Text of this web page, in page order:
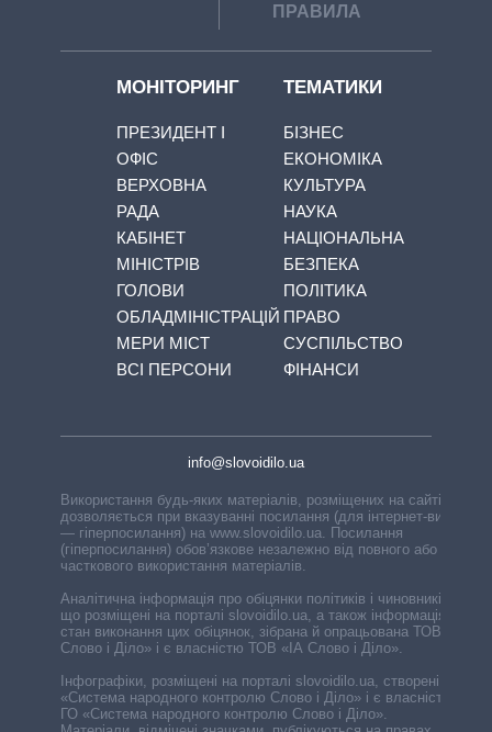
ПРАВИЛА
МОНІТОРИНГ
ПРЕЗИДЕНТ І
ОФІС
ВЕРХОВНА
РАДА
КАБІНЕТ
МІНІСТРІВ
ГОЛОВИ
ОБЛАДМІНІСТРАЦІЙ
МЕРИ МІСТ
ВСІ ПЕРСОНИ
ТЕМАТИКИ
БІЗНЕС
ЕКОНОМІКА
КУЛЬТУРА
НАУКА
НАЦІОНАЛЬНА
БЕЗПЕКА
ПОЛІТИКА
ПРАВО
СУСПІЛЬСТВО
ФІНАНСИ
info@slovoidilo.ua
Використання будь-яких матеріалів, розміщених на сайті,
дозволяється при вказуванні посилання (для інтернет-видань
— гіперпосилання) на www.slovoidilo.ua. Посилання
(гіперпосилання) обов’язкове незалежно від повного або
часткового використання матеріалів.
Аналітична інформація про обіцянки політиків і чиновників,
що розміщені на порталі slovoidilo.ua, а також інформація про
стан виконання цих обіцянок, зібрана й опрацьована ТОВ «ІА
Слово і Діло» і є власністю ТОВ «ІА Слово і Діло».
Інфографіки, розміщені на порталі slovoidilo.ua, створені ГО
«Система народного контролю Слово і Діло» і є власністю
ГО «Система народного контролю Слово і Діло».